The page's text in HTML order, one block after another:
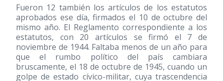
Fueron 12 también los artículos de los estatutos
aprobados ese día, firmados el 10 de octubre del
mismo año. El Reglamento correspondiente a los
estatutos, con 20 artículos se firmó el 7 de
noviembre de 1944. Faltaba menos de un año para
que el rumbo político del país cambiara
bruscamente, el 18 de octubre de 1945, cuando un
golpe de estado cívico-militar, cuya trascendencia